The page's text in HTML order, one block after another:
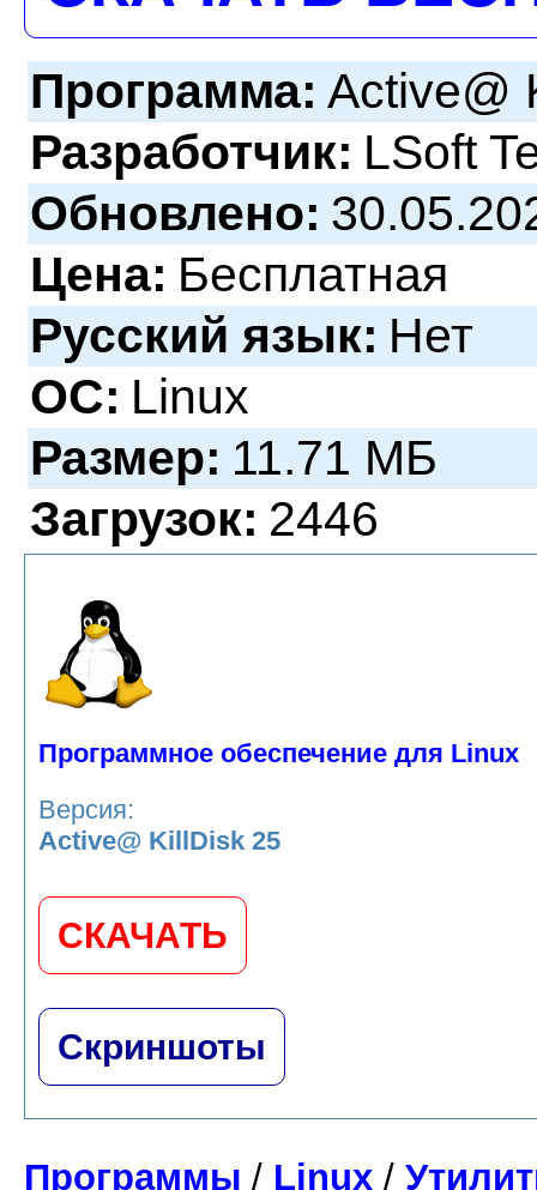
Программа: Active@
Разработчик: LSoft
Обновлено:
Цена: Бесплатная
Русский язык: Нет
ОС: Linux
Размер: 11.71 МБ
Загрузок: 2446
Программное обеспечение для Linux
Версия:
Active@ KillDisk 25
СКАЧАТЬ
Скриншоты
Программы / Linux /